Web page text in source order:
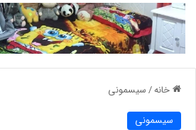
خانه/سیسمونی
سیسمونی